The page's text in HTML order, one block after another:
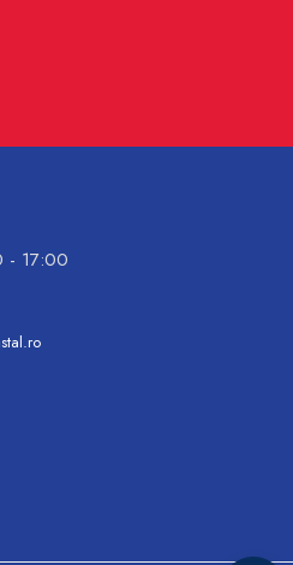
- 17:00